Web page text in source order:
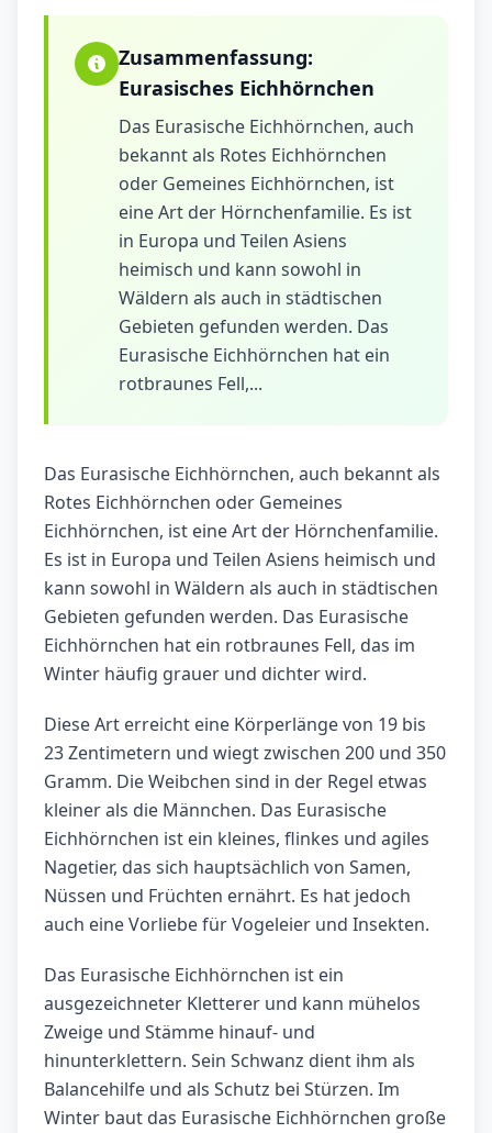
Zusammenfassung:
Eurasisches Eichhörnchen
Das Eurasische Eichhörnchen, auch
bekannt als Rotes Eichhörnchen
oder Gemeines Eichhörnchen, ist
eine Art der Hörnchenfamilie. Es ist
in Europa und Teilen Asiens
heimisch und kann sowohl in
Wäldern als auch in städtischen
Gebieten gefunden werden. Das
Eurasische Eichhörnchen hat ein
rotbraunes Fell,...
Das Eurasische Eichhörnchen, auch bekannt als
Rotes Eichhörnchen oder Gemeines
Eichhörnchen, ist eine Art der Hörnchenfamilie.
Es ist in Europa und Teilen Asiens heimisch und
kann sowohl in Wäldern als auch in städtischen
Gebieten gefunden werden. Das Eurasische
Eichhörnchen hat ein rotbraunes Fell, das im
Winter häufig grauer und dichter wird.
Diese Art erreicht eine Körperlänge von 19 bis
23 Zentimetern und wiegt zwischen 200 und 350
Gramm. Die Weibchen sind in der Regel etwas
kleiner als die Männchen. Das Eurasische
Eichhörnchen ist ein kleines, flinkes und agiles
Nagetier, das sich hauptsächlich von Samen,
Nüssen und Früchten ernährt. Es hat jedoch
auch eine Vorliebe für Vogeleier und Insekten.
Das Eurasische Eichhörnchen ist ein
ausgezeichneter Kletterer und kann mühelos
Zweige und Stämme hinauf- und
hinunterklettern. Sein Schwanz dient ihm als
Balancehilfe und als Schutz bei Stürzen. Im
Winter baut das Eurasische Eichhörnchen große